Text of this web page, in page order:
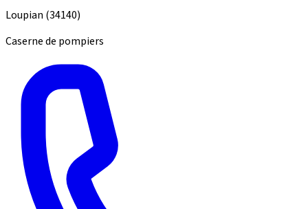
Loupian (34140)
Caserne de pompiers